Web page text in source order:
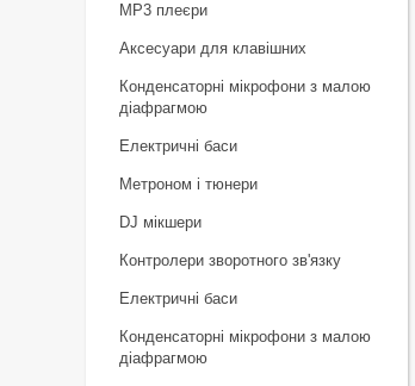
MP3 плеєри
Аксесуари для клавішних
Конденсаторні мікрофони з малою
діафрагмою
Електричні баси
Метроном і тюнери
DJ мікшери
Контролери зворотного зв'язку
Електричні баси
Конденсаторні мікрофони з малою
діафрагмою